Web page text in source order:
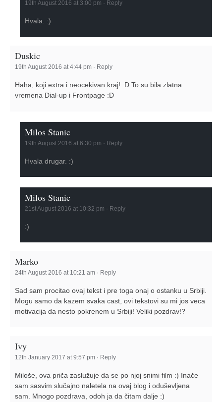
19th August 2016 at 3:00 pm · Reply
Hvala. :)
Duskic
19th August 2016 at 4:44 pm · Reply
Haha, koji extra i neocekivan kraj! :D To su bila zlatna
vremena Dial-up i Frontpage :D
Milos Stanic
19th August 2016 at 6:30 pm · Reply
Hvala drugar. :)
Milos Stanic
21st August 2016 at 10:32 pm · Reply
:)
Marko
24th August 2016 at 10:21 am · Reply
Sad sam procitao ovaj tekst i pre toga onaj o ostanku u Srbiji.
Mogu samo da kazem svaka cast, ovi tekstovi su mi jos veca
motivacija da nesto pokrenem u Srbiji! Veliki pozdrav!?
Ivy
12th January 2017 at 9:57 pm · Reply
Miloše, ova priča zaslužuje da se po njoj snimi film :) Inače
sam sasvim slučajno naletela na ovaj blog i oduševljena
sam. Mnogo pozdrava, odoh ja da čitam dalje :)